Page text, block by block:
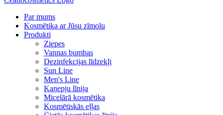
Par mums
Kosmētika ar Jūsu zīmolu
Produkti
Ziepes
Vannas bumbas
Dezinfekcijas līdzekļi
Sun Line
Men's Line
Kaņepju līnija
Micelārā kosmētika
Kosmētiskās eļļas